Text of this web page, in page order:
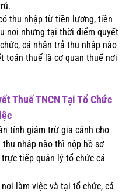
thu nhập từ tiền lương, tiền
nơi nhưng tại thời điểm quyết
cá nhân trả thu nhập nào
toán thuế là cơ quan thuế nơi
Thuế TNCN Tại Tổ Chức
tính giảm trừ gia cảnh cho
nhập nào thì nộp hồ sơ
tiếp quản lý tổ chức cá
làm việc và tại tổ chức, cá